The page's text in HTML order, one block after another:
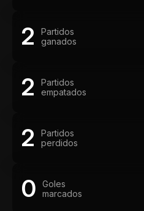
2
Partidos
ganados
2
Partidos
empatados
2
Partidos
perdidos
0
Goles
marcados